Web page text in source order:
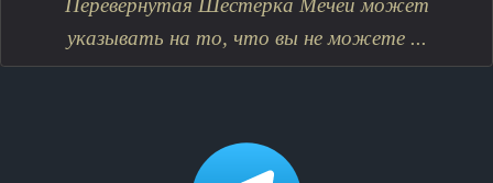
Перевернутая Шестерка Мечей может
указывать на то, что вы не можете ...